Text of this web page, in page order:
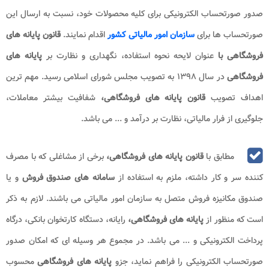
صدور صورتحساب الکترونیکی برای کلیه محصولات خود، نسبت به ارسال این
صورتحساب ها برایسازمان امور مالیاتی کشوراقدام نمایند.قانون پایانه های
فروشگاهی با عنوان لایحه نحوه استفاده، نگهداری و نظارت بر پایانه های
فروشگاهی
در سال ۱۳۹۸ به تصویب مجلس شورای اسلامی رسید. مهم ترین
اهداف تصویبقانون پایانه های فروشگاهی، شفافیت بیشتر معاملات،
جلوگیری از فرار مالیاتی، نظارت بر درآمد و ... می باشد.
مطابق باقانون پایانه های فروشگاهی،برخی از مشاغلی که با مصرف
کننده سر و کار داشته، ملزم به استفاده ازسامانه های صندوق فروشو یا
صندوق مکانیزه فروش متصل به سازمان امور مالیاتی می باشند. لازم به ذکر
است که منظور ازپایانه های فروشگاهی، رایانه، دستگاه کارتخوان بانکی، درگاه
پرداخت الکترونیکی و ... می باشد. در مجموع هر وسیله ای که امکان صدور
صورتحساب الکترونیکی را فراهم نماید، جزو پایانه های فروشگاهی محسوب